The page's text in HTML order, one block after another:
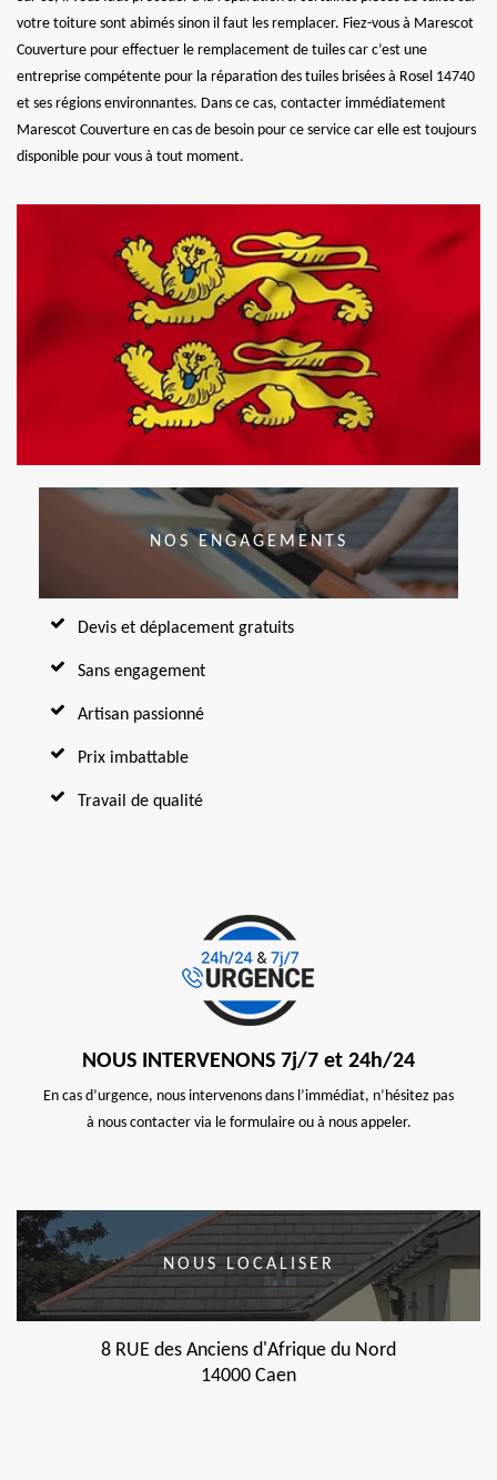
votre toiture sont abimés sinon il faut les remplacer. Fiez-vous à Marescot
Couverture pour effectuer le remplacement de tuiles car c’est une
entreprise compétente pour la réparation des tuiles brisées à Rosel 14740
et ses régions environnantes. Dans ce cas, contacter immédiatement
Marescot Couverture en cas de besoin pour ce service car elle est toujours
disponible pour vous à tout moment.
NOS ENGAGEMENTS
Devis et déplacement gratuits
Sans engagement
Artisan passionné
Prix imbattable
Travail de qualité
NOUS INTERVENONS 7j/7 et 24h/24
En cas d’urgence, nous intervenons dans l’immédiat, n’hésitez pas
à nous contacter via le formulaire ou à nous appeler.
NOUS LOCALISER
8 RUE des Anciens d'Afrique du Nord
14000 Caen